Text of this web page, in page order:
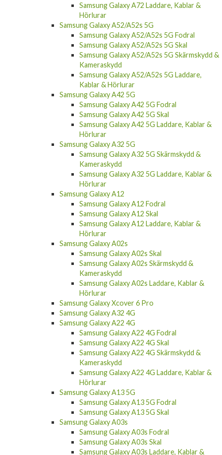
Samsung Galaxy A72 Laddare, Kablar &
Hörlurar
Samsung Galaxy A52/A52s 5G
Samsung Galaxy A52/A52s 5G Fodral
Samsung Galaxy A52/A52s 5G Skal
Samsung Galaxy A52/A52s 5G Skärmskydd &
Kameraskydd
Samsung Galaxy A52/A52s 5G Laddare,
Kablar & Hörlurar
Samsung Galaxy A42 5G
Samsung Galaxy A42 5G Fodral
Samsung Galaxy A42 5G Skal
Samsung Galaxy A42 5G Laddare, Kablar &
Hörlurar
Samsung Galaxy A32 5G
Samsung Galaxy A32 5G Skärmskydd &
Kameraskydd
Samsung Galaxy A32 5G Laddare, Kablar &
Hörlurar
Samsung Galaxy A12
Samsung Galaxy A12 Fodral
Samsung Galaxy A12 Skal
Samsung Galaxy A12 Laddare, Kablar &
Hörlurar
Samsung Galaxy A02s
Samsung Galaxy A02s Skal
Samsung Galaxy A02s Skärmskydd &
Kameraskydd
Samsung Galaxy A02s Laddare, Kablar &
Hörlurar
Samsung Galaxy Xcover 6 Pro
Samsung Galaxy A32 4G
Samsung Galaxy A22 4G
Samsung Galaxy A22 4G Fodral
Samsung Galaxy A22 4G Skal
Samsung Galaxy A22 4G Skärmskydd &
Kameraskydd
Samsung Galaxy A22 4G Laddare, Kablar &
Hörlurar
Samsung Galaxy A13 5G
Samsung Galaxy A13 5G Fodral
Samsung Galaxy A13 5G Skal
Samsung Galaxy A03s
Samsung Galaxy A03s Fodral
Samsung Galaxy A03s Skal
Samsung Galaxy A03s Laddare, Kablar &